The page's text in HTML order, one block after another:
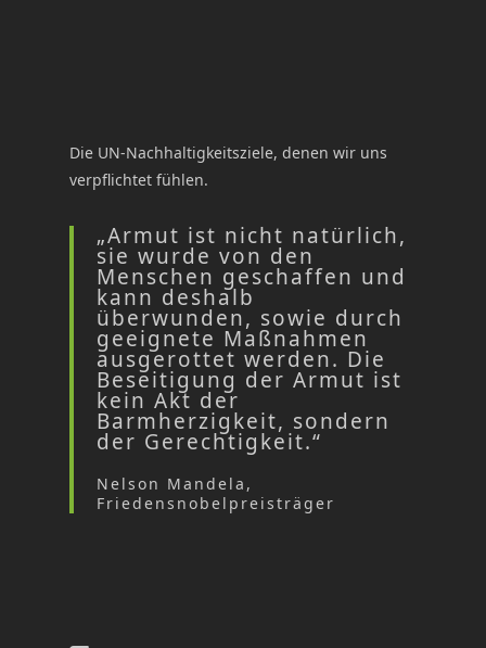
Die UN-Nachhaltigkeitsziele, denen wir uns
verpflichtet fühlen.
„Armut ist nicht natürlich,
sie wurde von den
Menschen geschaffen und
kann deshalb
überwunden, sowie durch
geeignete Maßnahmen
ausgerottet werden. Die
Beseitigung der Armut ist
kein Akt der
Barmherzigkeit, sondern
der Gerechtigkeit.“
Nelson Mandela,
Friedensnobelpreisträger